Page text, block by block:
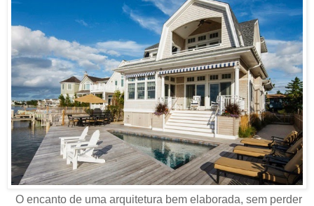
O encanto de uma arquitetura bem elaborada, sem perder